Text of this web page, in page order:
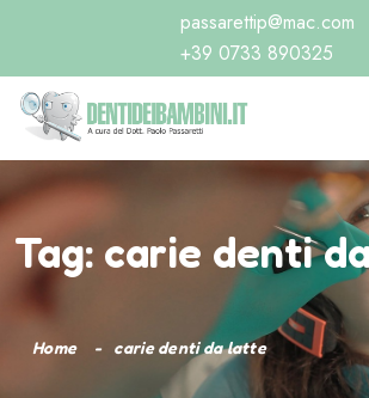
passarettip@mac.com
+39 0733 890325
Tag: carie denti
Home carie denti da latte